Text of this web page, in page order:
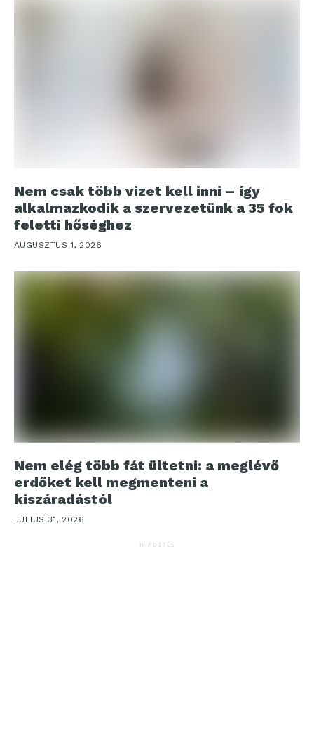
Nem csak több vizet kell inni – így
alkalmazkodik a szervezetünk a 35 fok
feletti hőséghez
AUGUSZTUS 1, 2026
Nem elég több fát ültetni: a meglévő
erdőket kell megmenteni a
kiszáradástól
JÚLIUS 31, 2026
HIRDETÉS